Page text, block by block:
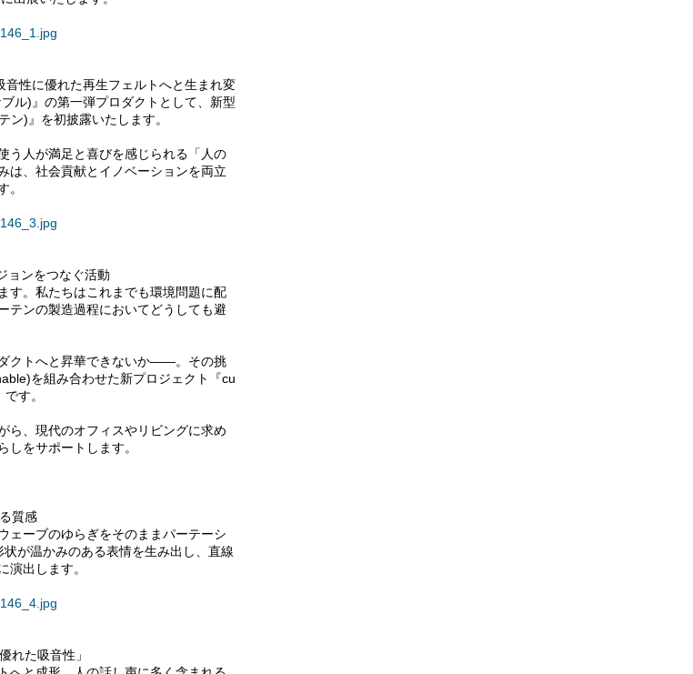
性に優れた再生フェルトへと生まれ変
ル)』の第一弾プロダクトとして、新型
ン)』を初披露いたします。
う人が満足と喜びを感じられる「人の
は、社会貢献とイノベーションを両立
。
ョンをつなぐ活動
す。私たちはこれまでも環境問題に配
テンの製造過程においてどうしても避
クトへと昇華できないか――。その挑
を組み合わせた新プロジェクト『cu
す。
ら、現代のオフィスやリビングに求め
をサポートします。
質感
ェーブのゆらぎをそのままパーテーシ
が温かみのある表情を生み出し、直線
演出します。
れた吸音性」